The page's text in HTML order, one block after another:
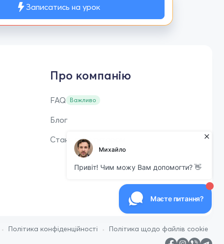
Записатись на урок
Про компанію
FAQ Важливо
Блог
Стань репетитором
• Політика конфіденційності • Політика щодо файлів cookie